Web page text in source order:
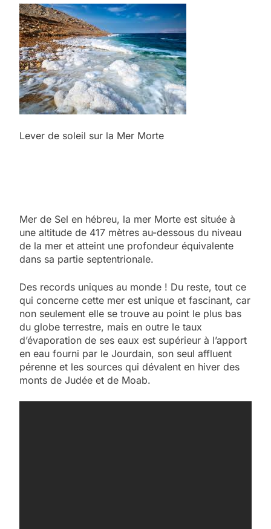
Lever de soleil sur la Mer Morte
Mer de Sel en hébreu, la mer Morte est située à
une altitude de 417 mètres au-dessous du niveau
de la mer et atteint une profondeur équivalente
dans sa partie septentrionale.
Des records uniques au monde ! Du reste, tout ce
qui concerne cette mer est unique et fascinant, car
non seulement elle se trouve au point le plus bas
du globe terrestre, mais en outre le taux
d’évaporation de ses eaux est supérieur à l’apport
en eau fourni par le Jourdain, son seul affluent
pérenne et les sources qui dévalent en hiver des
monts de Judée et de Moab.